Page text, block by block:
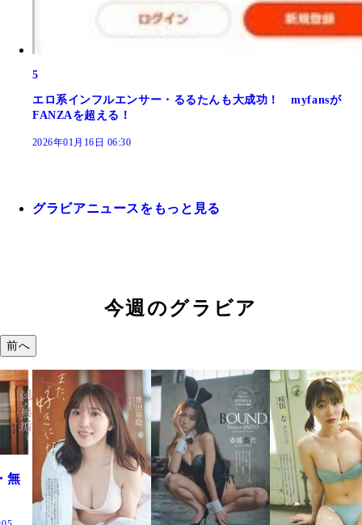
5
エロ系インフルエンサー・るるたんも大成功！ myfansが
FANZAを超える！
2026年01月16日 06:30
グラビアニュースをもっと見る
今週のグラビア
前へ